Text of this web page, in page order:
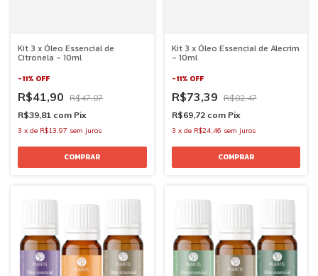
Kit 3 x Óleo Essencial de
Citronela - 10ml
-11% OFF
R$41,90 R$47,07
R$39,81 com Pix
3 x de R$13,97 sem juros
Kit 3 x Óleo Essencial de Alecrim
- 10ml
-11% OFF
R$73,39 R$82,47
R$69,72 com Pix
3 x de R$24,46 sem juros